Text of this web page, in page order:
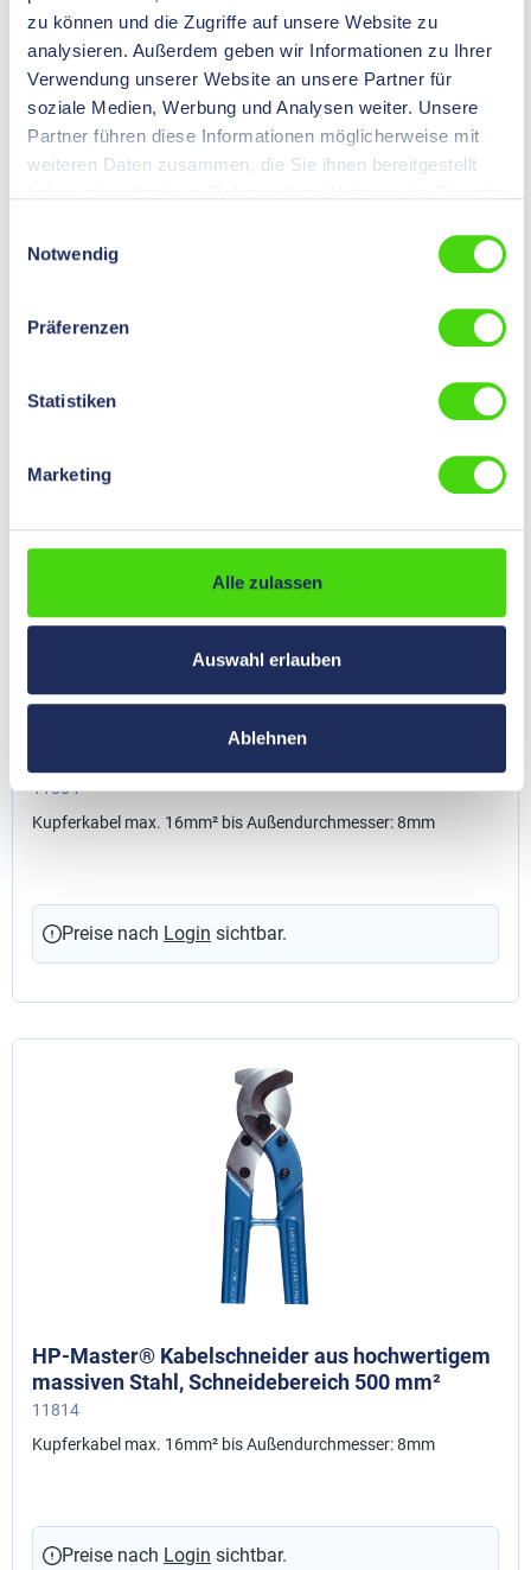
zu können und die Zugriffe auf unsere Website zu
analysieren. Außerdem geben wir Informationen zu Ihrer
Verwendung unserer Website an unsere Partner für
soziale Medien, Werbung und Analysen weiter. Unsere
Partner führen diese Informationen möglicherweise mit
weiteren Daten zusammen, die Sie ihnen bereitgestellt
Notwendig
Präferenzen
Statistiken
Marketing
Alle zulassen
Auswahl erlauben
Ablehnen
HP-Master® Kabelschneider aus hochwertigem
massiven Stahl, Schneidebereich 25 mm²
11803
HP-Master® Kabelschneider aus hochwertigem
11804
Kupferkabel max. 16mm² bis Außendurchmesser: 8mm
Preise nach Login sichtbar.
HP-Master® Kabelschneider aus hochwertigem
massiven Stahl, Schneidebereich 500 mm²
11814
Kupferkabel max. 16mm² bis Außendurchmesser: 8mm
Preise nach Login sichtbar.